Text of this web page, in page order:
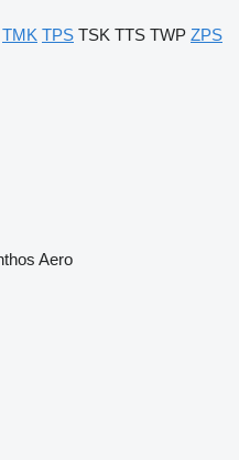
TMK TPS TSK TTS TWP ZPS
Aero